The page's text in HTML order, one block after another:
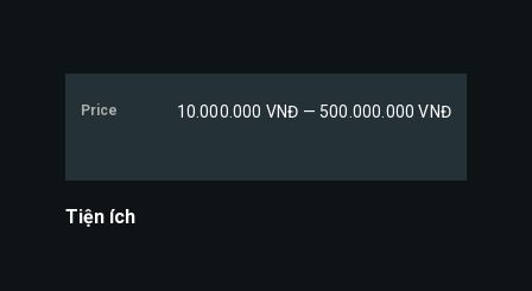
Price 10.000.000 VNĐ — 500.000.000 VNĐ
Tiện ích